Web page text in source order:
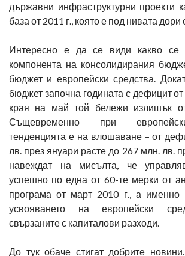
държавни инфраструктурни проекти
база от 2011 г., която е под нивата дори
Интересно е да се види какво се
компонента на консолидирания
бюджет и европейски средства.
бюджет започна годината с дефицит
края на май той бележи излишък
Същевременно при
тенденцията е на влошаване – от
лв. през януари расте до 267 млн. лв.
навеждат на мисълта, че
успешно по една от 60-те мерки от
програма от март 2010 г., а именно
усвояването на европейски
свързаните с капиталови разходи.
До тук обаче стигат добрите